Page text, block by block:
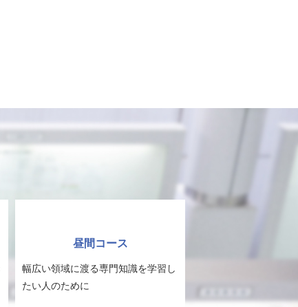
昼間コース
幅広い領域に渡る専門知識を学習し
たい人のために